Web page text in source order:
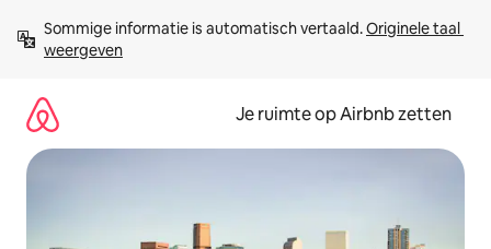
direct
naar
Sommige informatie is automatisch vertaald. Originele taal
weergeven
Je ruimte op Airbnb zetten